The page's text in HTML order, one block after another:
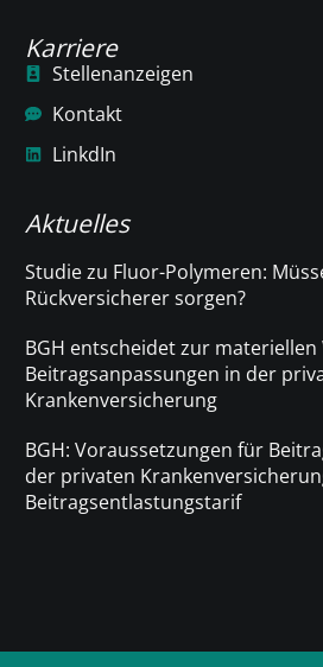
Karriere
Stellenanzeigen
Kontakt
LinkdIn
Aktuelles
Studie zu Fluor-Polymeren:
Rückversicherer sorgen?
BGH entscheidet zur
Beitragsanpassungen in der
Krankenversicherung
BGH: Voraussetzungen für
der privaten
Beitragsentlastungstarif